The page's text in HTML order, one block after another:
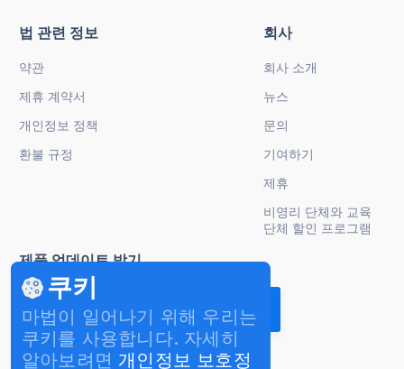
쿠키
마법이 일어나기 위해 우리는
쿠키를 사용합니다. 자세히
알아보려면 개인정보 보호정
법 관련 정보
약관
제휴 계약서
개인정보 정책
환불 규정
회사
회사 소개
뉴스
문의
기여하기
제휴
비영리 단체와 교육
단체 할인 프로그램
제품 업데이트 받기